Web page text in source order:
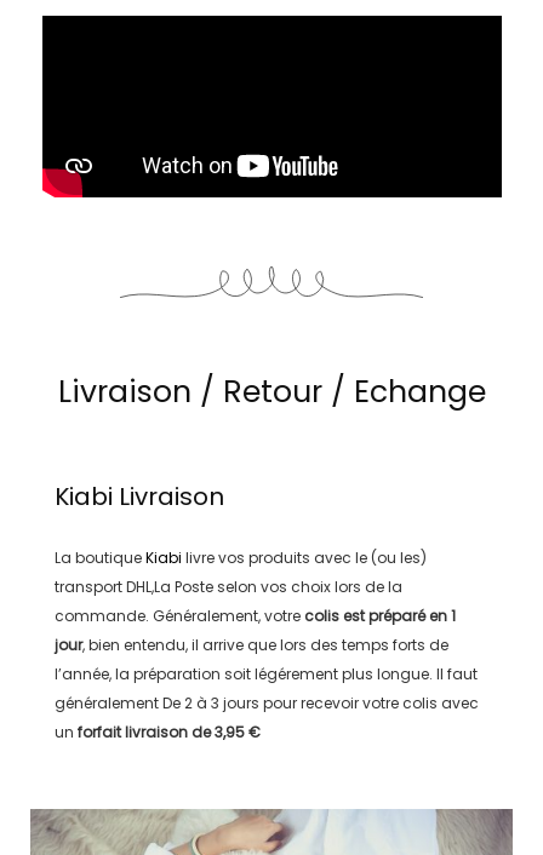
Livraison / Retour / Echange
Kiabi Livraison
La boutiqueKiabi livre vos produits avec le (ou les)
transportDHL,La Posteselon vos choix lors de la
commande. Généralement, votre colis est préparé en1
jour, bien entendu, il arrive que lors des temps forts de
l’année, la préparation soit légérement plus longue. Il faut
généralementDe 2 à 3 jours pour recevoir votre colis avec
un forfait livraison de3,95 €